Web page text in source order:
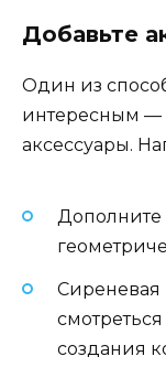
Добавьте
Один из
интересным —
аксессуары.
Сиреневая
создания